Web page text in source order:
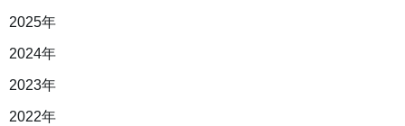
2025年
2024年
2023年
2022年